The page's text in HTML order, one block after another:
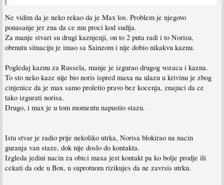
Ne vidim da je neko rekao da je Max los. Problem je njegovo
ponasanje jer zna da ce mu proci kod sudija.
Za manje stvari su drugi kaznjenji, on to 2 puta radi i to Norisu,
obrnutu situaciju je imao sa Sainzom i nije dobio nikakvu kaznu.
Pogledaj kaznu za Russela, manje je izgurao drugog vozaca i kazna.
To sto neko kaze nije bio noris ispred maxa na ulazu u krivinu je zbog
cinjenice da je max samo proletio pravo bez kocenja, znajuci da ce
tako izgurati norisa.
Drugo, i max je u tom momentu napustio stazu.
Istu stvar je radio prije nekoliko utrka, Norisa blokirao na nacin
guranja van staze, dok nije doslo do kontakta.
Izgleda jedini nacin za obici maxa jest kontakt pa ko bolje prodje ili
cekati da ode u Box, u suprotnom rizikujes da ne zavrsis utrku.